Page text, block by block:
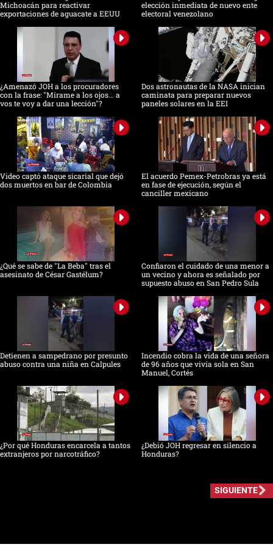
Michoacán para reactivar
exportaciones de aguacate a EEUU
elección inmediata de nuevo ente
electoral venezolano
¿Amenazó JOH a los procuradores
con la frase: "Mírame a los ojos... a
vos te voy a dar una lección"?
Dos astronautas de la NASA inician
caminata para preparar nuevos
paneles solares en la EEI
Video captó ataque sicarial que dejó
dos muertos en bar de Colombia
El acuerdo Pemex-Petrobras ya está
en fase de ejecución, según el
canciller mexicano
¿Qué se sabe de "La Beba" tras el
asesinato de César Gastélum?
Confiaron el cuidado de una menor a
un vecino y ahora es señalado por
supuesto abuso en San Pedro Sula
Detienen a sampedrano por presunto
abuso contra una niña en Calpules
Incendio cobra la vida de una señora
de 96 años que vivía sola en San
Manuel, Cortés
¿Por qué Honduras encarcela a tantos
extranjeros por narcotráfico?
¿Debió JOH regresar en silencio a
Honduras?
SIGUIENTE